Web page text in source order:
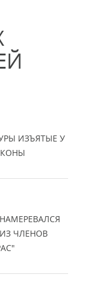
ИЗЪЯТЫЕ У
ЧЛЕНОВ